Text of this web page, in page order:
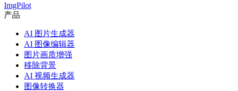
ImgPilot
产品
AI 图片生成器
AI 图像编辑器
图片画质增强
移除背景
AI 视频生成器
图像转换器